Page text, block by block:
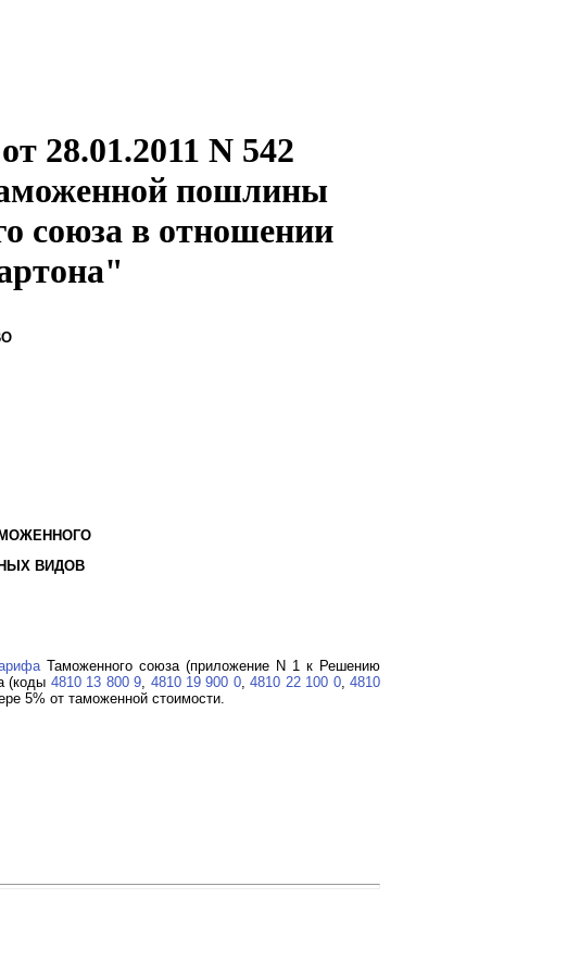
28.01.2011 N 542
пошлины
союза в отношении
ВИДОВ
Таможенного союза (приложение N 1 к Решению
(коды 4810 13 800 9 4810 19 900 0,4810 22 100 0,4810
5% от таможенной стоимости.